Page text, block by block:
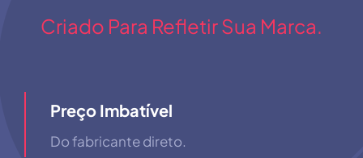
Recursos
Criado Para Refletir Sua Marca.
Preço Imbatível
Do fabricante direto.